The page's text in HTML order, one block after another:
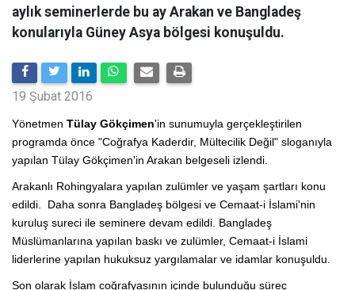
aylık seminerlerde bu ay Arakan ve Bangladeş
konularıyla Güney Asya bölgesi konuşuldu.
19 Şubat 2016
Yönetmen Tülay Gökçimen'in sunumuyla gerçekleştirilen
programda önce "Coğrafya Kaderdir, Mültecilik Değil" sloganıyla
yapılan Tülay Gökçimen'in Arakan belgeseli izlendi.
Arakanlı Rohingyalara yapılan zulümler ve yaşam şartları konu
edildi. Daha sonra Bangladeş bölgesi ve Cemaat-i İslami'nin
kuruluş sureci ile seminere devam edildi. Bangladeş
Müslümanlarına yapılan baskı ve zulümler, Cemaat-i İslami
liderlerine yapılan hukuksuz yargılamalar ve idamlar konuşuldu.
Son olarak İslam coğrafyasının içinde bulunduğu süreç